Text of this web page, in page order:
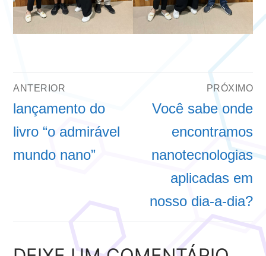
NAVEGAÇÃO
DE
POST
ANTERIOR
Post
anterior:
lançamento do
livro “o admirável
mundo nano”
PRÓXIMO
Próximo
post:
Você sabe onde
encontramos
nanotecnologias
aplicadas em
nosso dia-a-dia?